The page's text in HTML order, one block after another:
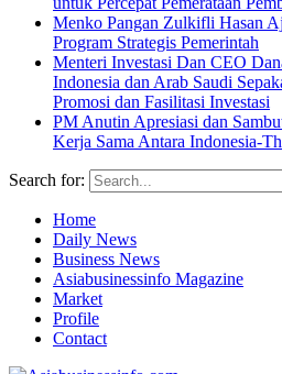
Menko Pangan Zulkifli Hasan
Program Strategis Pemerintah
Menteri Investasi Dan CEO
Indonesia dan Arab Saudi
Promosi dan Fasilitasi Investasi
PM Anutin Apresiasi dan
Kerja Sama Antara Indonesia-
Search for:
Home
Daily News
Business News
Asiabusinessinfo Magazine
Market
Profile
Contact